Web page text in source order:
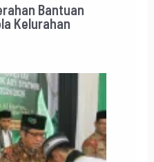
Bantuan
Kelurahan